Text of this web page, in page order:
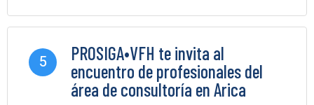
5
PROSIGA•VFH te invita al
encuentro de profesionales del
área de consultoría en Arica